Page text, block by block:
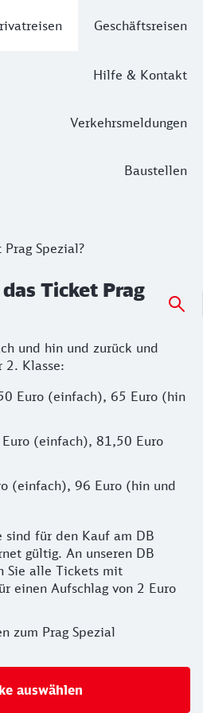
Geschäftsreisen
Hilfe & Kontakt
Verkehrsmeldungen
Baustellen
Spezial?
Ticket Prag
und hin und zurück und
2. Klasse:
Euro (einfach), 65 Euro (hin
(einfach), 81,50 Euro
(einfach), 96 Euro (hin und
sind für den Kauf am DB
gültig. An unseren DB
Sie alle Tickets mit
einen Aufschlag von 2 Euro
zum Prag Spezial
auswählen